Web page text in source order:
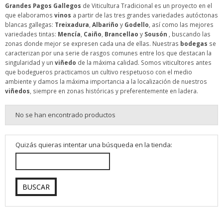
Grandes Pagos Gallegos de Viticultura Tradicional es un proyecto en el
que elaboramos vinos a partir de las tres grandes variedades autóctonas
blancas gallegas: Treixadura, Albariño y Godello, así como las mejores
variedades tintas: Mencía, Caiño, Brancellao y Sousón , buscando las
zonas donde mejor se expresen cada una de ellas. Nuestras bodegas se
caracterizan por una serie de rasgos comunes entre los que destacan la
singularidad y un viñedo de la máxima calidad. Somos viticultores antes
que bodegueros practicamos un cultivo respetuoso con el medio
ambiente y damos la máxima importancia a la localización de nuestros
viñedos, siempre en zonas históricas y preferentemente en ladera.
No se han encontrado productos
Quizás quieras intentar una búsqueda en la tienda: